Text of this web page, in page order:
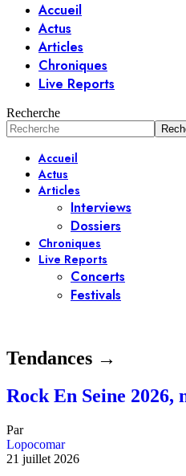
Accueil
Actus
Articles
Chroniques
Live Reports
Recherche
Accueil
Actus
Articles
Interviews
Dossiers
Chroniques
Live Reports
Concerts
Festivals
Tendances →
Rock En Seine 2026,
Par
Lopocomar
21 juillet 2026